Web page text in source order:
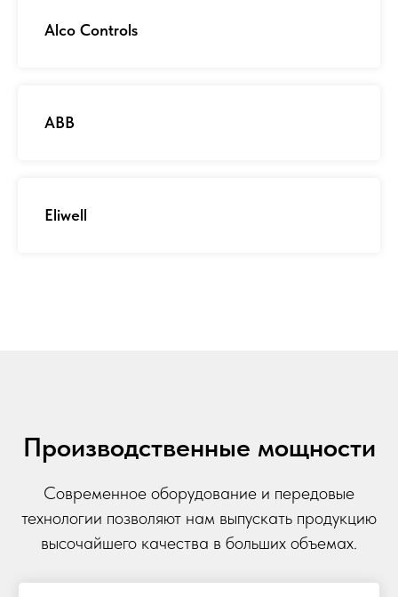
Alco Controls
ABB
Eliwell
Производственные мощности
Современное оборудование и передовые
технологии позволяют нам выпускать продукцию
высочайшего качества в больших объемах.